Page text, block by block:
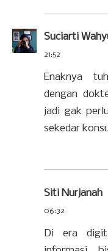
Suciarti
21:52
Enaknya
dengan
jadi gak
sekedar
Siti Nurjanah
06:32
Di era